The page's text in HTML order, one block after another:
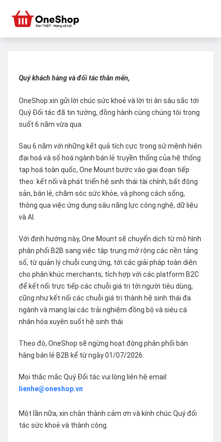
Quý khách hàng và đối tác thân mến,
OneShop xin gửi lời chúc sức khoẻ và lời tri ân sâu sắc tới
Quý Đối tác đã tin tưởng, đồng hành cùng chúng tôi trong
suốt 6 năm vừa qua.
Sau 6 năm với những kết quả tích cực trong sứ mệnh hiện
đại hoá và số hoá ngành bán lẻ truyền thống của hệ thống
tạp hoá toàn quốc, One Mount bước vào giai đoạn tiếp
theo: kết nối và phát triển hệ sinh thái tài chính, bất động
sản, bán lẻ, chăm sóc sức khỏe, và phong cách sống,
thông qua việc ứng dụng sâu năng lực công nghệ, dữ liệu
và AI.
Với định hướng này, One Mount sẽ chuyển dịch từ mô hình
phân phối B2B sang việc tập trung mở rộng các nền tảng
số, từ quản lý chuỗi cung ứng, tới các giải pháp toàn diện
cho phân khúc merchants, tích hợp với các platform B2C
để kết nối trực tiếp các chuỗi giá trị tới người tiêu dùng,
cũng như kết nối các chuỗi giá trị thành hệ sinh thái đa
ngành và mang lại các trải nghiệm đồng bộ và siêu cá
nhân hóa xuyên suốt hệ sinh thái
Theo đó, OneShop sẽ ngừng hoạt động phân phối bán
hàng bán lẻ B2B kể từ ngày 01/07/2026.
Mọi thắc mắc Quý Đối tác vui lòng liên hệ email:
lienhe@oneshop.vn
Một lần nữa, xin chân thành cảm ơn và kính chúc Quý đối
tác sức khoẻ và thành công.